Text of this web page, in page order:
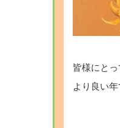
皆様にと
より良い